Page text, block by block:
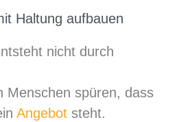
Haltung aufbauen
nicht durch
Menschen spüren, dass
Angebot steht.